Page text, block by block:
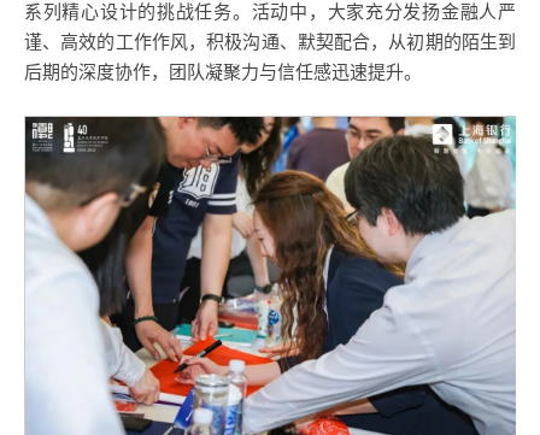
系列精心设计的挑战任务。活动中，大家充分发扬金融人严
谨、高效的工作作风，积极沟通、默契配合，从初期的陌生到
后期的深度协作，团队凝聚力与信任感迅速提升。